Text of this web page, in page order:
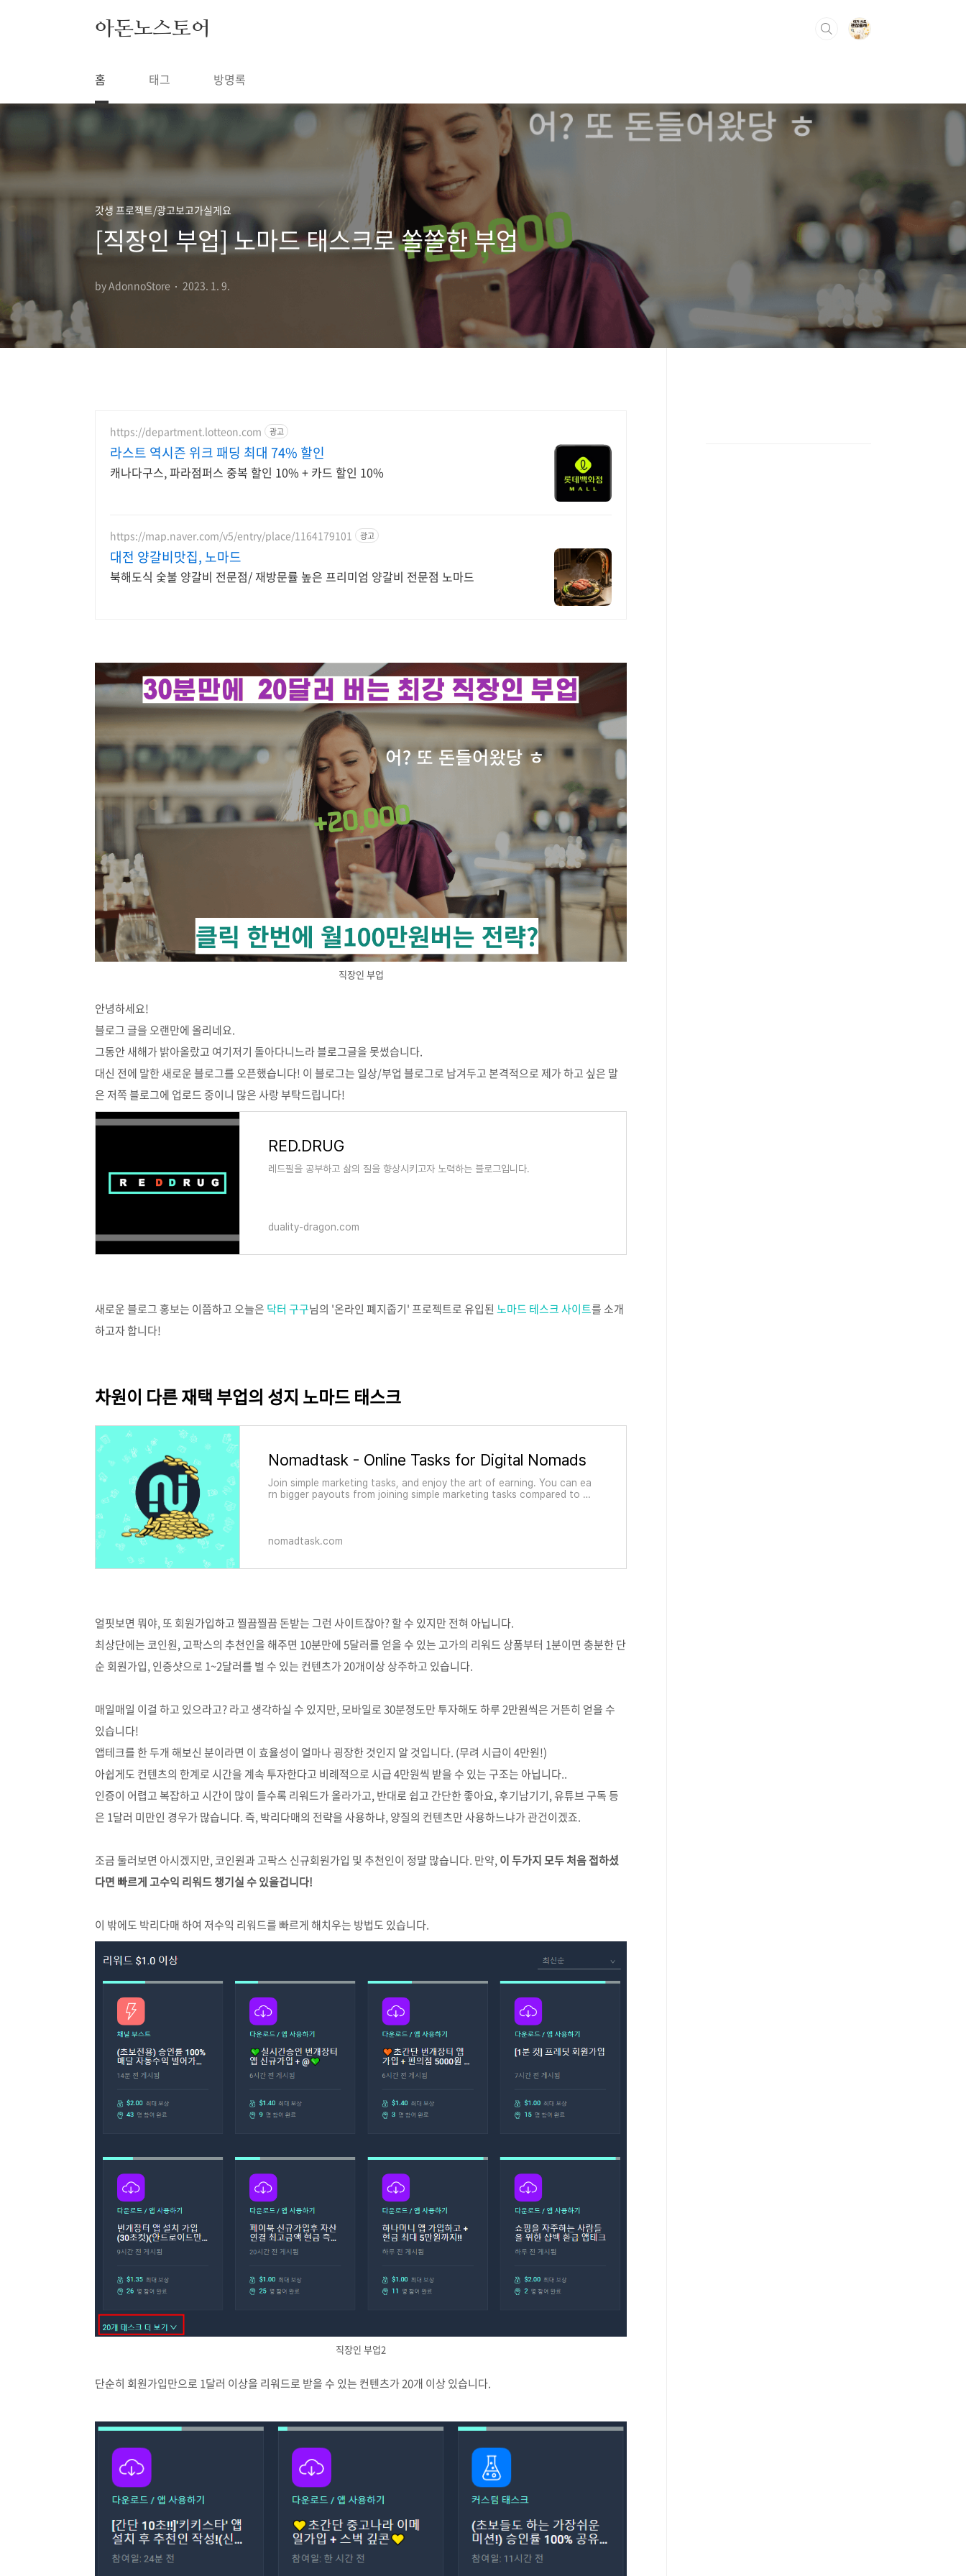
아돈노스토어
홈 태그 방명록
갓생 프로젝트/광고보고가실게요
[직장인 부업] 노마드 태스크로 쏠쏠한 부업
by AdonnoStore 2023. 1. 9.
https://department.lotteon.com 광고
라스트 역시즌 위크 패딩 최대 74% 할인
캐나다구스, 파라점퍼스 중복 할인 10% + 카드 할인 10%
https://map.naver.com/v5/entry/place/1164179101 광고
대전 양갈비맛집, 노마드
북해도식 숯불 양갈비 전문점/ 재방문률 높은 프리미엄 양갈비 전문점 노마드
직장인 부업
안녕하세요!
블로그 글을 오랜만에 올리네요.
그동안 새해가 밝아올랐고 여기저기 돌아다니느라 블로그글을 못썼습니다.
대신 전에 말한 새로운 블로그를 오픈했습니다! 이 블로그는 일상/부업 블로그로 남겨두고 본격적으로 제가 하고 싶은 말
은 저쪽 블로그에 업로드 중이니 많은 사랑 부탁드립니다!
RED.DRUG
레드필을 공부하고 삶의 질을 향상시키고자 노력하는 블로그입니다.
duality-dragon.com
새로운 블로그 홍보는 이쯤하고 오늘은 닥터 구구님의 '온라인 폐지줍기' 프로젝트로 유입된 노마드 테스크 사이트를 소개
하고자 합니다!
차원이 다른 재택 부업의 성지 노마드 태스크
Nomadtask - Online Tasks for Digital Nomads
Join simple marketing tasks, and enjoy the art of earning. You can ea
rn bigger payouts from joining simple marketing tasks compared to a
nomadtask.com
얼핏보면 뭐야, 또 회원가입하고 찔끔찔끔 돈받는 그런 사이트잖아? 할 수 있지만 전혀 아닙니다.
최상단에는 코인원, 고팍스의 추천인을 해주면 10분만에 5달러를 얻을 수 있는 고가의 리워드 상품부터 1분이면 충분한 단
순 회원가입, 인증샷으로 1~2달러를 벌 수 있는 컨텐츠가 20개이상 상주하고 있습니다.
매일매일 이걸 하고 있으라고? 라고 생각하실 수 있지만, 모바일로 30분정도만 투자해도 하루 2만원씩은 거뜬히 얻을 수
있습니다!
앱테크를 한 두개 해보신 분이라면 이 효율성이 얼마나 굉장한 것인지 알 것입니다. (무려 시급이 4만원!)
아쉽게도 컨텐츠의 한계로 시간을 계속 투자한다고 비례적으로 시급 4만원씩 받을 수 있는 구조는 아닙니다..
인증이 어렵고 복잡하고 시간이 많이 들수록 리워드가 올라가고, 반대로 쉽고 간단한 좋아요, 후기남기기, 유튜브 구독 등
은 1달러 미만인 경우가 많습니다. 즉, 박리다매의 전략을 사용하냐, 양질의 컨텐츠만 사용하느냐가 관건이겠죠.
조금 둘러보면 아시겠지만, 코인원과 고팍스 신규회원가입 및 추천인이 정말 많습니다. 만약, 이 두가지 모두 처음 접하셨
다면 빠르게 고수익 리워드 챙기실 수 있을겁니다!
이 밖에도 박리다매 하여 저수익 리워드를 빠르게 해치우는 방법도 있습니다.
직장인 부업2
단순히 회원가입만으로 1달러 이상을 리워드로 받을 수 있는 컨텐츠가 20개 이상 있습니다.